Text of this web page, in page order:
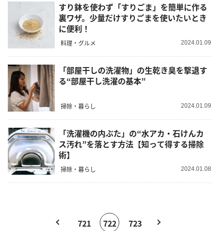
すり鉢を使わず「すりごま」を簡単に作る
裏ワザ。少量だけすりごまを使いたいとき
に便利！
料理・グルメ 2024.01.09
「部屋干しの洗濯物」の生乾き臭を撃退す
る“部屋干し洗濯の基本”
掃除・暮らし 2024.01.09
「洗濯機の内ぶた」の“水アカ・石けんカ
ス汚れ”を落とす方法【知って得する掃除
術】
掃除・暮らし 2024.01.08
721 722 723